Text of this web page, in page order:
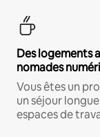
Des logements
nomades
Vous êtes un
un séjour
espaces de